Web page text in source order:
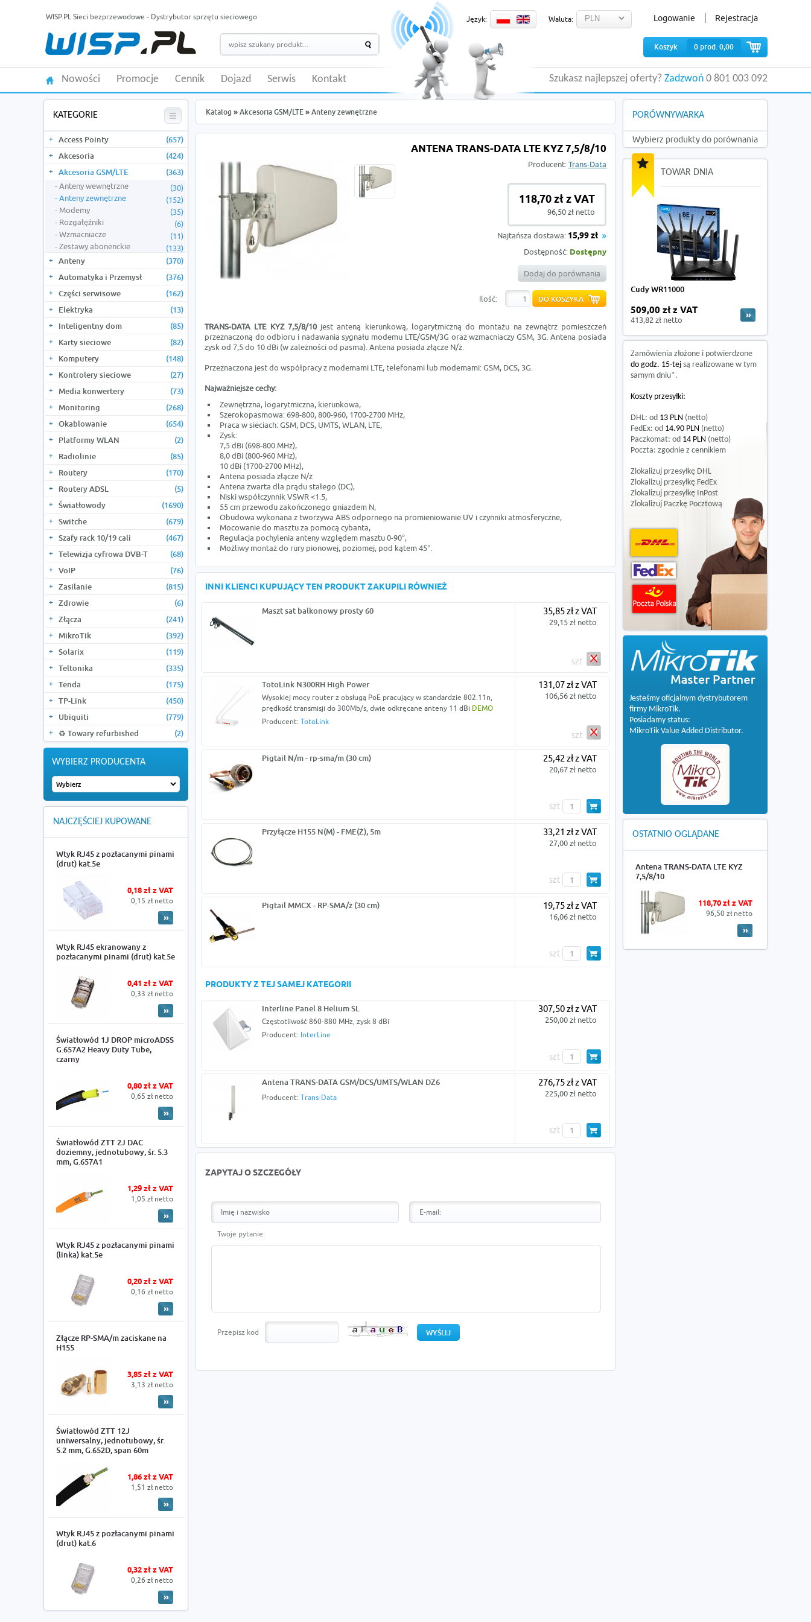
WISP.PL Sieci bezprzewodowe - Dystrybutor sprzętu sieciowego Język: Waluta: Logowanie Rejestracja
Koszyk 0 prod. 0,00
Szukasz najlepszej oferty? Zadzwoń 0 801 003 092
Nowości Promocje Cennik Dojazd Serwis Kontakt
KATEGORIE
Access Pointy
(657)
Akcesoria
(424)
Akcesoria GSM/LTE
(363)
Anteny wewnętrzne
(30)
Anteny zewnętrzne
(152)
Modemy
(35)
Rozgałęźniki
(6)
Wzmacniacze
(11)
Zestawy abonenckie
(133)
Anteny
(370)
Automatyka i Przemysł
(376)
Części serwisowe
(162)
Elektryka
(13)
Inteligentny dom
(85)
Karty sieciowe
(82)
Komputery
(148)
Kontrolery sieciowe
(27)
Media konwertery
(73)
Monitoring
(268)
Okablowanie
(654)
Platformy WLAN
(2)
Radiolinie
(85)
Routery
(170)
Routery ADSL
(5)
Światłowody
(1690)
Switche
(679)
Szafy rack 10/19 cali
(467)
Telewizja cyfrowa DVB-T
(68)
VoIP
(76)
Zasilanie
(815)
Zdrowie
(6)
Złącza
(241)
MikroTik
(392)
Solarix
(119)
Teltonika
(335)
Tenda
(175)
TP-Link
(450)
Ubiquiti
(779)
♻️ Towary refurbished
(2)
WYBIERZ PRODUCENTA
NAJCZĘŚCIEJ KUPOWANE
Wtyk RJ45 z pozłacanymi pinami
(drut) kat.5e
0,18 zł z VAT
0,15 zł netto
Wtyk RJ45 ekranowany z
pozłacanymi pinami (drut) kat.5e
0,41 zł z VAT
0,33 zł netto
Światłowód 1J DROP microADSS
G.657A2 Heavy Duty Tube,
czarny
0,80 zł z VAT
0,65 zł netto
Światłowód ZTT 2J DAC
doziemny, jednotubowy, śr. 5.3
mm, G.657A1
1,29 zł z VAT
1,05 zł netto
Wtyk RJ45 z pozłacanymi pinami
(linka) kat.5e
0,20 zł z VAT
0,16 zł netto
Złącze RP-SMA/m zaciskane na
H155
3,85 zł z VAT
3,13 zł netto
Światłowód ZTT 12J
uniwersalny, jednotubowy, śr.
5.2 mm, G.652D, span 60m
1,86 zł z VAT
1,51 zł netto
Wtyk RJ45 z pozłacanymi pinami
(drut) kat.6
0,32 zł z VAT
0,26 zł netto
Katalog » Akcesoria GSM/LTE » Anteny zewnętrzne
ANTENA TRANS-DATA LTE KYZ 7,5/8/10
Producent:Trans-Data
118,70 zł z VAT
96,50 zł netto
Najtańsza dostawa: 15,99 zł
Dostępność: Dostępny
Dodaj do porównania
Ilość:
TRANS-DATA LTE KYZ 7,5/8/10jest anteną kierunkową, logarytmiczną do montażu na zewnątrz pomieszczeń
przeznaczoną do odbioru i nadawania sygnału modemu LTE/GSM/3G oraz wzmacniaczy GSM, 3G. Antena posiada
zysk od 7,5 do 10 dBi (w zależności od pasma). Antena posiada złącze N/ż.
Przeznaczona jest do współpracy z modemami LTE, telefonami lub modemami: GSM, DCS, 3G.
Najważniejsze cechy:
Zewnętrzna, logarytmiczna, kierunkowa,
Szerokopasmowa: 698-800, 800-960, 1700-2700 MHz,
Praca w sieciach: GSM, DCS, UMTS, WLAN, LTE,
Zysk:
7,5 dBi (698-800 MHz),
8,0 dBi (800-960 MHz),
10 dBi (1700-2700 MHz),
Antena posiada złącze N/ż
Antena zwarta dla prądu stałego (DC),
Niski współczynnik VSWR <1.5,
55 cm przewodu zakończonego gniazdem N,
Obudowa wykonana z tworzywa ABS odpornego na promieniowanie UV i czynniki atmosferyczne,
Mocowanie do masztu za pomocą cybanta,
Regulacja pochylenia anteny względem masztu 0-90°,
Możliwy montaż do rury pionowej, poziomej, pod kątem 45°.
INNI KLIENCI KUPUJĄCY TEN PRODUKT ZAKUPILI RÓWNIEŻ
Maszt sat balkonowy prosty 60 35,85 zł z VAT
29,15 zł netto
szt
TotoLink N300RH High Power
Wysokiej mocy router z obsługą PoE pracujący w standardzie 802.11n,
prędkość transmisji do 300Mb/s, dwie odkręcane anteny 11 dBi DEMO
Producent: TotoLink
131,07 zł z VAT
106,56 zł netto
szt
Pigtail N/m - rp-sma/m (30 cm) 25,42 zł z VAT
20,67 zł netto
szt
Przyłącze H155 N(M) - FME(Ż), 5m 33,21 zł z VAT
27,00 zł netto
szt
Pigtail MMCX - RP-SMA/ż (30 cm) 19,75 zł z VAT
16,06 zł netto
szt
PRODUKTY Z TEJ SAMEJ KATEGORII
Interline Panel 8 Helium SL
Częstotliwość 860-880 MHz, zysk 8 dBi
Producent: InterLine
307,50 zł z VAT
250,00 zł netto
szt
Antena TRANS-DATA GSM/DCS/UMTS/WLAN DZ6
Producent: Trans-Data
276,75 zł z VAT
225,00 zł netto
szt
ZAPYTAJ O SZCZEGÓŁY
Twoje pytanie:
Przepisz kod
PORÓWNYWARKA
Wybierz produkty do porównania
TOWAR DNIA
Cudy WR11000
509,00 zł z VAT
413,82 zł netto
Zamówienia złożone i potwierdzone
do godz. 15-tej są realizowane w tym
samym dniu*.
Koszty przesyłki:
DHL: od 13 PLN (netto)
FedEx: od 14.90 PLN (netto)
Paczkomat: od 14 PLN (netto)
Poczta: zgodnie z cennikiem
Zlokalizuj przesyłkę DHL
Zlokalizuj przesyłkę FedEx
Zlokalizuj przesyłkę InPost
Zlokalizuj Paczkę Pocztową
Jesteśmy oficjalnym dystrybutorem
firmy MikroTik.
Posiadamy status:
MikroTik Value Added Distributor.
OSTATNIO OGLĄDANE
Antena TRANS-DATA LTE KYZ
7,5/8/10
118,70 zł z VAT
96,50 zł netto